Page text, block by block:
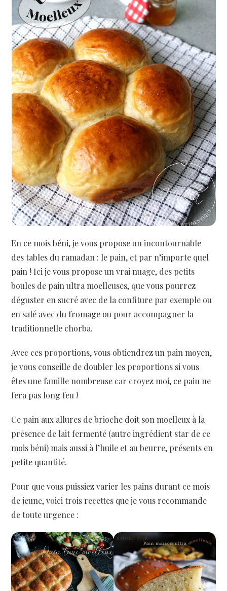
En ce mois béni, je vous propose un incontournable
des tables du ramadan : le pain, et par n’importe quel
pain ! Ici je vous propose un vrai nuage, des petits
boules de pain ultra moelleuses, que vous pourrez
déguster en sucré avec de la confiture par exemple ou
en salé avec du fromage ou pour accompagner la
traditionnelle chorba.
Avec ces proportions, vous obtiendrez un pain moyen,
je vous conseille de doubler les proportions si vous
êtes une famille nombreuse car croyez moi, ce pain ne
fera pas long feu !
Ce pain aux allures de brioche doit son moelleux à la
présence de lait fermenté (autre ingrédient star de ce
mois béni) mais aussi à l’huile et au beurre, présents en
petite quantité.
Pour que vous puissiez varier les pains durant ce mois
de jeune, voici trois recettes que je vous recommande
de toute urgence :